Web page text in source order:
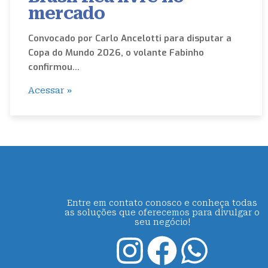
mercado
Convocado por Carlo Ancelotti para disputar a
Copa do Mundo 2026, o volante Fabinho
confirmou…
Acessar »
Entre em contato conosco e conheça todas
as soluções que oferecemos para divulgar o
seu negócio!